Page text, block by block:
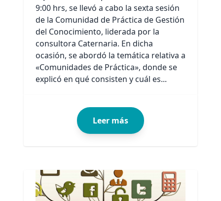
9:00 hrs, se llevó a cabo la sexta sesión
de la Comunidad de Práctica de Gestión
del Conocimiento, liderada por la
consultora Caternaria. En dicha
ocasión, se abordó la temática relativa a
«Comunidades de Práctica», donde se
explicó en qué consisten y cuál es...
Leer más